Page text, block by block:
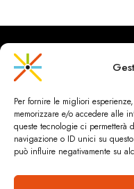
Per fornire le migliori
memorizzare e/o accedere alle
queste tecnologie ci permetterà
navigazione o ID unici su
può influire negativamente su
CityRailways è un sito
urbanistica e trasporto
scientifico sulla base di
HOME CHI SIAMO &